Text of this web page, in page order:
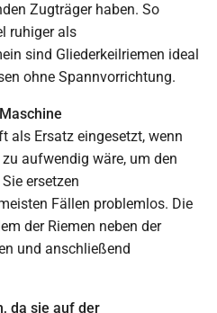
Zugträger haben. So
ruhiger als
sind Gliederkeilriemen ideal
ohne Spannvorrichtung.
als Ersatz eingesetzt, wenn
aufwendig wäre, um den
ersetzen
Fällen problemlos. Die
der Riemen neben der
und anschließend
da sie auf der